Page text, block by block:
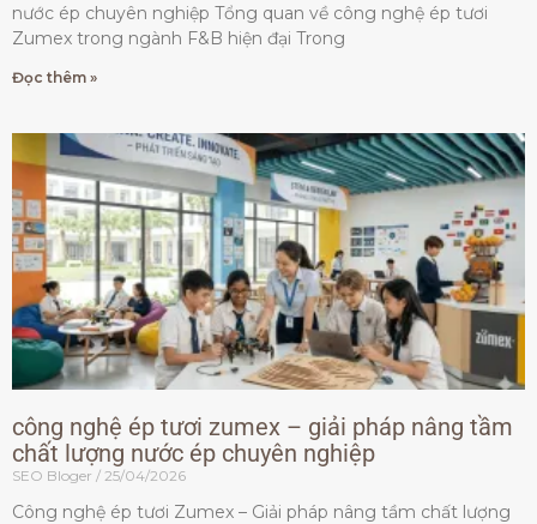
nước ép chuyên nghiệp Tổng quan về công nghệ ép tươi
Zumex trong ngành F&B hiện đại Trong
Đọc thêm »
công nghệ ép tươi zumex – giải pháp nâng tầm
chất lượng nước ép chuyên nghiệp
SEO Bloger 25/04/2026
Công nghệ ép tươi Zumex – Giải pháp nâng tầm chất lượng